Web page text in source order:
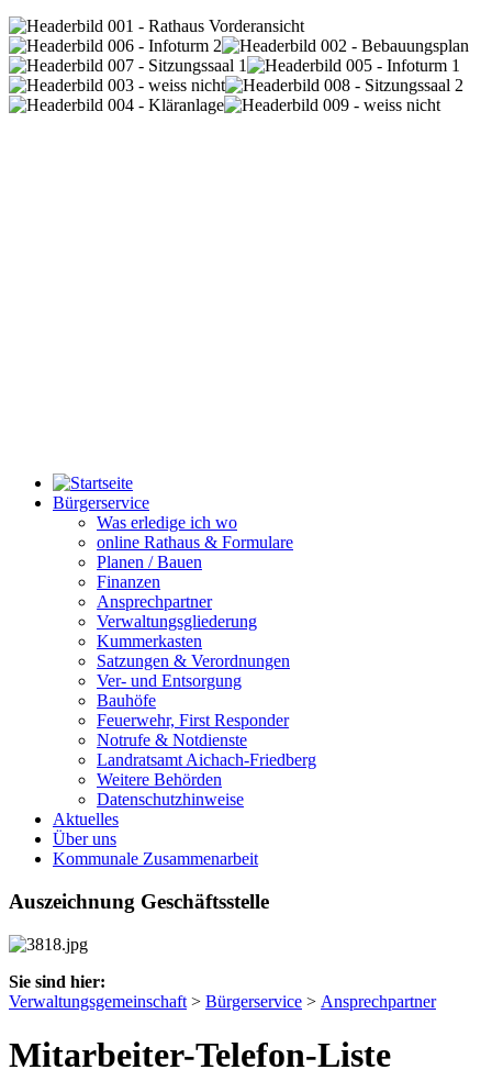
Bürgerservice
Was erledige ich wo
online Rathaus & Formulare
Planen / Bauen
Finanzen
Ansprechpartner
Verwaltungsgliederung
Kummerkasten
Satzungen & Verordnungen
Ver- und Entsorgung
Bauhöfe
Feuerwehr, First Responder
Notrufe & Notdienste
Landratsamt Aichach-Friedberg
Weitere Behörden
Datenschutzhinweise
Aktuelles
Über uns
Kommunale Zusammenarbeit
Auszeichnung Geschäftsstelle
Sie sind hier:
Verwaltungsgemeinschaft > Bürgerservice > Ansprechpartner
Mitarbeiter-Telefon-Liste